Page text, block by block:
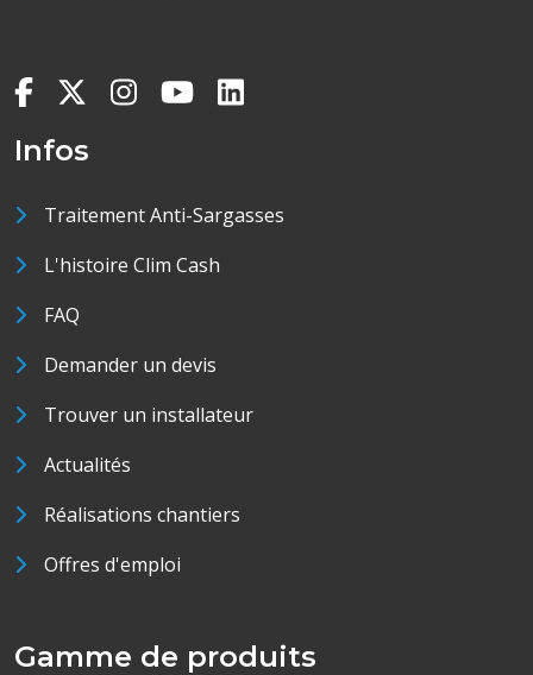
Infos
Traitement Anti-Sargasses
L'histoire Clim Cash
FAQ
Demander un devis
Trouver un installateur
Actualités
Réalisations chantiers
Offres d'emploi
Gamme de produits